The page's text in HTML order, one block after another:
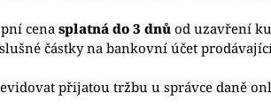
cena splatná do 3 dnů od uzavření
částky na bankovní účet
přijatou tržbu u správce daně